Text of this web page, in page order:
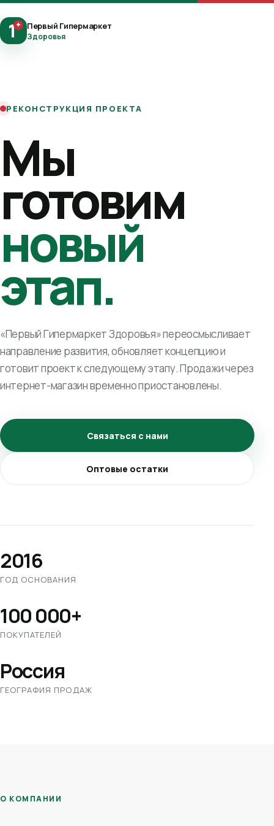
1+ Первый Гипермаркет
Здоровья
РЕКОНСТРУКЦИЯ ПРОЕКТА
Мы
готовим
новый
этап.
«Первый Гипермаркет Здоровья» переосмысливает
направление развития, обновляет концепцию и
готовит проект к следующему этапу. Продажи через
интернет-магазин временно приостановлены.
Связаться с нами
Оптовые остатки
2016
ГОД ОСНОВАНИЯ
100 000+
ПОКУПАТЕЛЕЙ
Россия
ГЕОГРАФИЯ ПРОДАЖ
О КОМПАНИИ